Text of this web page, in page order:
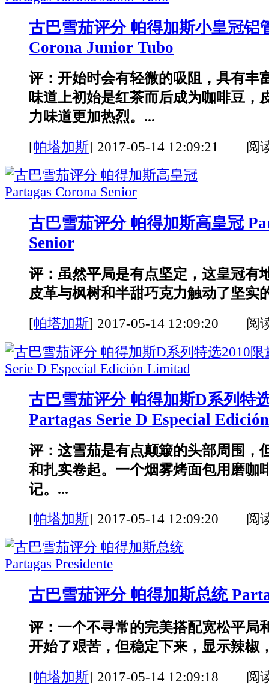
古巴雪茄评分 帕得加斯小皇冠铝
Corona Junior Tubo
评：开始时会有轻微的吸阻，具有丰
味道上初始是红茶而后成为咖啡豆，
力味道更加热烈。...
[帕塔加斯] 2017-05-14 12:09:21 阅
古巴雪茄评分 帕得加斯高皇冠
Senior
评：虽然平局是有点坚定，这皇冠有
皮革与枫树和半甜巧克力触动了坚实
[帕塔加斯] 2017-05-14 12:09:20 阅
古巴雪茄评分 帕得加斯D系列特
Partagas Serie D Especial
评：这雪茄是有点颠簸的头部周围，
和扎实卷起。一个烟雾烤面包用磨咖
记。...
[帕塔加斯] 2017-05-14 12:09:20 阅
古巴雪茄评分 帕得加斯总统
评：一个不寻常的完美搭配宽松平局
开始了艰苦，但稳定下来，显示辣椒
[帕塔加斯] 2017-05-14 12:09:18 阅